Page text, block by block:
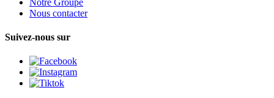
Nous contacter
Suivez-nous sur